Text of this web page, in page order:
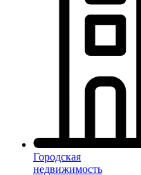
Городская
недвижимость